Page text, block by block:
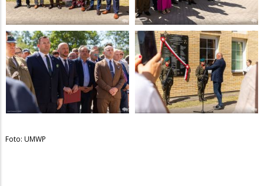
Foto: UMWP